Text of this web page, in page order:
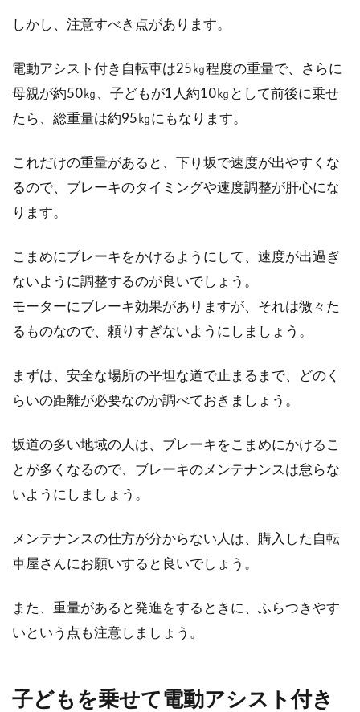
けをしている人を見たことがありますか？実
カーボン自転車の寿命はどのくら
ロードバイクで、フレーム素材といったら、ア
シマノのマウンテンバイク用29erホ
イールの実力は
「クロスカントリーのレースなら29インチだ
た、2...
先日、シマノのクランクの外し方について聞か
しかし、注意すべき点があります。
電動アシスト付き自転車は25㎏程度の重量で、さらに
母親が約50㎏、子どもが1人約10㎏として前後に乗せ
たら、総重量は約95㎏にもなります。
これだけの重量があると、下り坂で速度が出やすくな
るので、ブレーキのタイミングや速度調整が肝心にな
ります。
こまめにブレーキをかけるようにして、速度が出過ぎ
ないように調整するのが良いでしょう。
モーターにブレーキ効果がありますが、それは微々た
るものなので、頼りすぎないようにしましょう。
まずは、安全な場所の平坦な道で止まるまで、どのく
らいの距離が必要なのか調べておきましょう。
坂道の多い地域の人は、ブレーキをこまめにかけるこ
とが多くなるので、ブレーキのメンテナンスは怠らな
いようにしましょう。
メンテナンスの仕方が分からない人は、購入した自転
車屋さんにお願いすると良いでしょう。
また、重量があると発進をするときに、ふらつきやす
いという点も注意しましょう。
子どもを乗せて電動アシスト付き